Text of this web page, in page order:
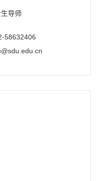
导师
58632406